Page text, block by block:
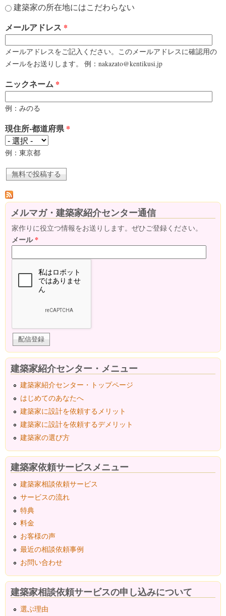
建築家の所在地にはこだわらない
メールアドレス *
メールアドレスをご記入ください。このメールアドレスに確認用の
メールをお送りします。 例：nakazato@kentikusi.jp
ニックネーム *
例：みのる
現住所-都道府県 *
例：東京都
メルマガ・建築家紹介センター通信
家作りに役立つ情報をお送りします。ぜひご登録ください。
メール*
建築家紹介センター・メニュー
建築家紹介センター・トップページ
はじめてのあなたへ
建築家に設計を依頼するメリット
建築家に設計を依頼するデメリット
建築家の選び方
建築家依頼サービスメニュー
建築家相談依頼サービス
サービスの流れ
特典
料金
お客様の声
最近の相談依頼事例
お問い合わせ
建築家相談依頼サービスの申し込みについて
選ぶ理由